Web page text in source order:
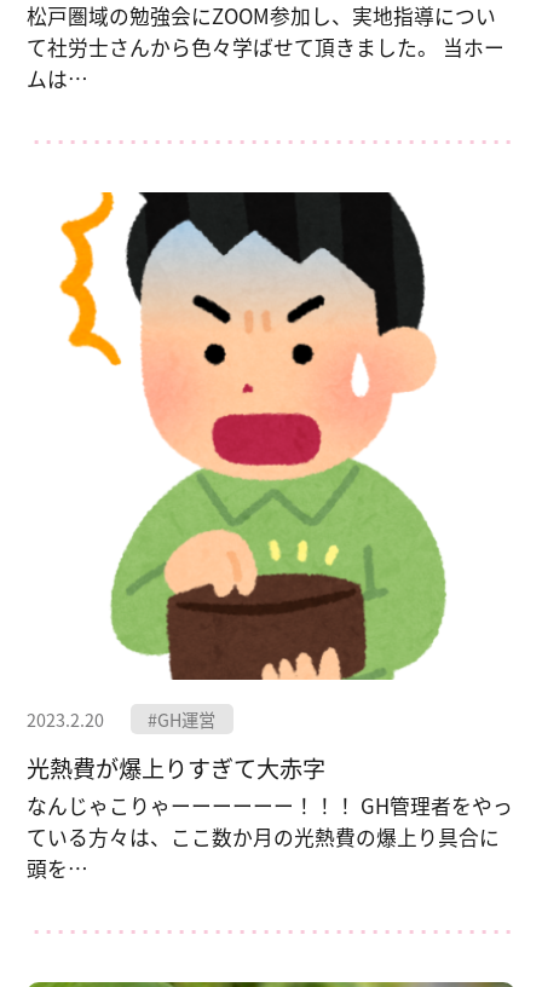
松戸圏域の勉強会にZOOM参加し、実地指導につい
て社労士さんから色々学ばせて頂きました。 当ホー
ムは…
2023.2.20 #GH運営
光熱費が爆上りすぎて大赤字
なんじゃこりゃーーーーーー！！！ GH管理者をやっ
ている方々は、ここ数か月の光熱費の爆上り具合に
頭を…